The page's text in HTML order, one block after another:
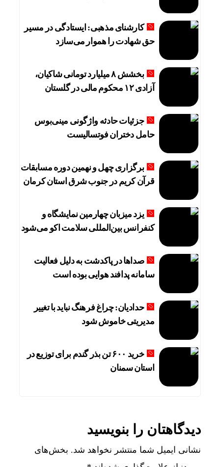
کارشنای مذهبی: ایستادگی در مسیر
حق شهادت را هموار می‌سازد
بخشش ۸ میلیارد تومانی شاکیان،
آزادی ۱۲ محکوم مالی در گلستان
جزئیات حادثه واژگونی مینی‌بوس
حامل دختران فوتسالیست
برگزاری چهل و نهمین دوره مسابقات
قرآن کریم در جنوب شرق استان کرمان
یزد میزبان چهارمین نمایشگاه و
کنفرانس بین‌المللی سلامت اکو می‌شود
صداها در پاکدشت به دلیل فعالیت
سامانه پدافند هوایی بوده است
حدادیان: چراغ فرهنگ نباید با تغییر
مدیریتی خاموش شود
خرید ۶۰۰ تن بذر گندم برای توزیع در
استان سمنان
دیدگاهتان را بنویسید
نشانی ایمیل شما منتشر نخواهد شد. بخش‌های